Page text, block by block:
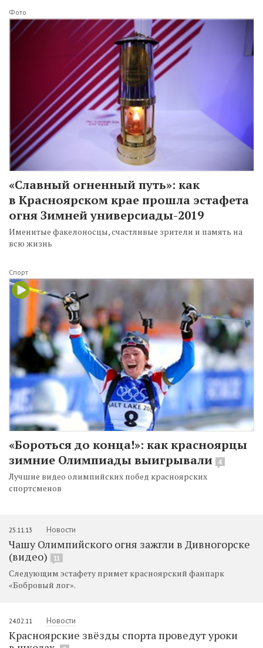
Фото
«Славный огненный путь»: как
в Красноярском крае прошла эстафета
огня Зимней универсиады-2019
Именитые факелоносцы, счастливые зрители и память на
всю жизнь
Спорт
«Бороться до конца!»: как красноярцы
зимние Олимпиады выигрывали
4
Лучшие видео олимпийских побед красноярских
спортсменов
25.11.13 Новости
Чашу Олимпийского огня зажгли в Дивногорске
(видео)
11
Следующим эстафету примет красноярский фанпарк
«Бобровый лог».
24.02.11 Новости
Красноярские звёзды спорта проведут уроки